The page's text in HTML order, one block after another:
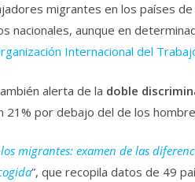
migrantes en los países
nacionales, aunque en
Internacional del
alerta de la doble
por debajo del de los
migrantes: examen de las
”, que recopila datos de 49